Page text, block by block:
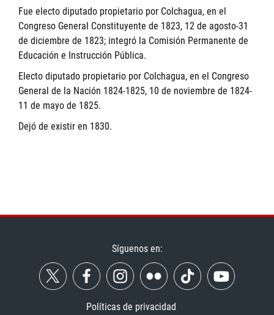
Fue electo diputado propietario por Colchagua, en el
Congreso General Constituyente de 1823, 12 de agosto-31
de diciembre de 1823; integró la Comisión Permanente de
Educación e Instrucción Pública.
Electo diputado propietario por Colchagua, en el Congreso
General de la Nación 1824-1825, 10 de noviembre de 1824-
11 de mayo de 1825.
Dejó de existir en 1830.
Síguenos en:
Políticas de privacidad